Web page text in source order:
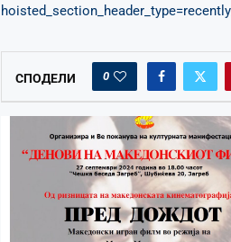
СПОДЕЛИ 0